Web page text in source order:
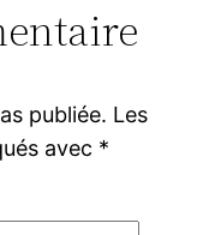
publiée. Les
avec *